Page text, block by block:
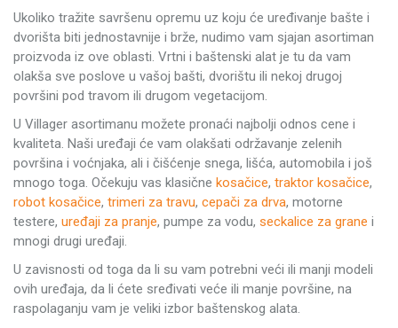
Ukoliko tražite savršenu opremu uz koju će uređivanje bašte i
dvorišta biti jednostavnije i brže, nudimo vam sjajan asortiman
proizvoda iz ove oblasti. Vrtni i baštenski alat je tu da vam
olakša sve poslove u vašoj bašti, dvorištu ili nekoj drugoj
površini pod travom ili drugom vegetacijom.
U Villager asortimanu možete pronaći najbolji odnos cene i
kvaliteta. Naši uređaji će vam olakšati održavanje zelenih
površina i voćnjaka, ali i čišćenje snega, lišća, automobila i još
mnogo toga. Očekuju vas klasične kosačice, traktor kosačice,
robot kosačice, trimeri za travu, cepači za drva, motorne
testere, uređaji za pranje, pumpe za vodu, seckalice za grane i
mnogi drugi uređaji.
U zavisnosti od toga da li su vam potrebni veći ili manji modeli
ovih uređaja, da li ćete sređivati veće ili manje površine, na
raspolaganju vam je veliki izbor baštenskog alata.